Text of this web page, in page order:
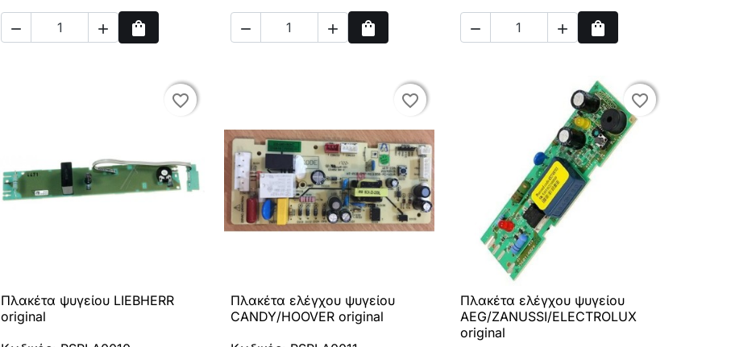
  shopping_bag
Αγορά
  shopping_bag
Αγορά
  shopping_bag
Αγορά
favorite_border
favorite_border
 Γρήγορη προβολή
Πλακέτα ψυγείου LIEBHERR
original
favorite_border
favorite_border
 Γρήγορη προβολή
Πλακέτα ελέγχου ψυγείου
CANDY/HOOVER original
favorite_border
favorite_border
 Γρήγορη προβολή
Πλακέτα ελέγχου ψυγείου
AEG/ZANUSSI/ELECTROLUX
original